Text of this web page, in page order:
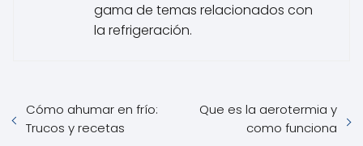
gama de temas relacionados con
la refrigeración.
Cómo ahumar en frío:
Trucos y recetas
Que es la aerotermia y
como funciona